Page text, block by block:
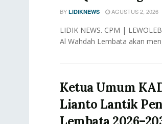
BY LIDIKNEWS AGUSTUS 2, 2026
LIDIK NEWS. CPM |
Al Wahdah Lembata akan
Ketua Umum
Lianto Lantik